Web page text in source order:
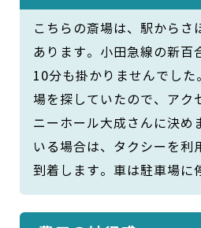
こちらの斎場は、駅からさ
あります。小田急線の新百
10分も掛かりませんでした
場を探していたので、アク
ニーホール大成さんに決め
いる場合は、タクシーを利
到着します。車は駐車場に